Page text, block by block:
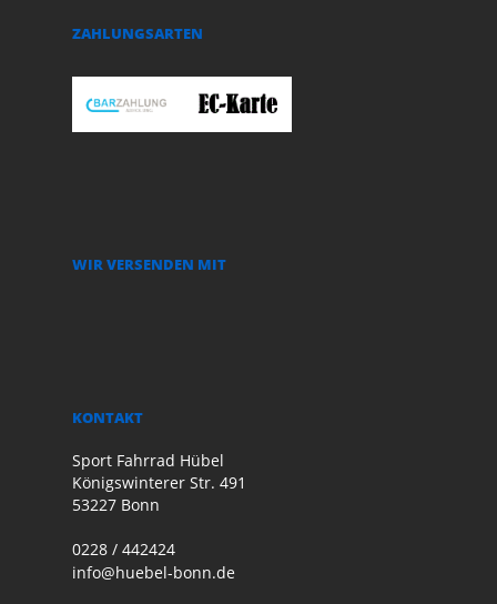
ZAHLUNGSARTEN
WIR VERSENDEN MIT
KONTAKT
Sport Fahrrad Hübel
Königswinterer Str. 491
53227 Bonn
0228 / 442424
info@huebel-bonn.de